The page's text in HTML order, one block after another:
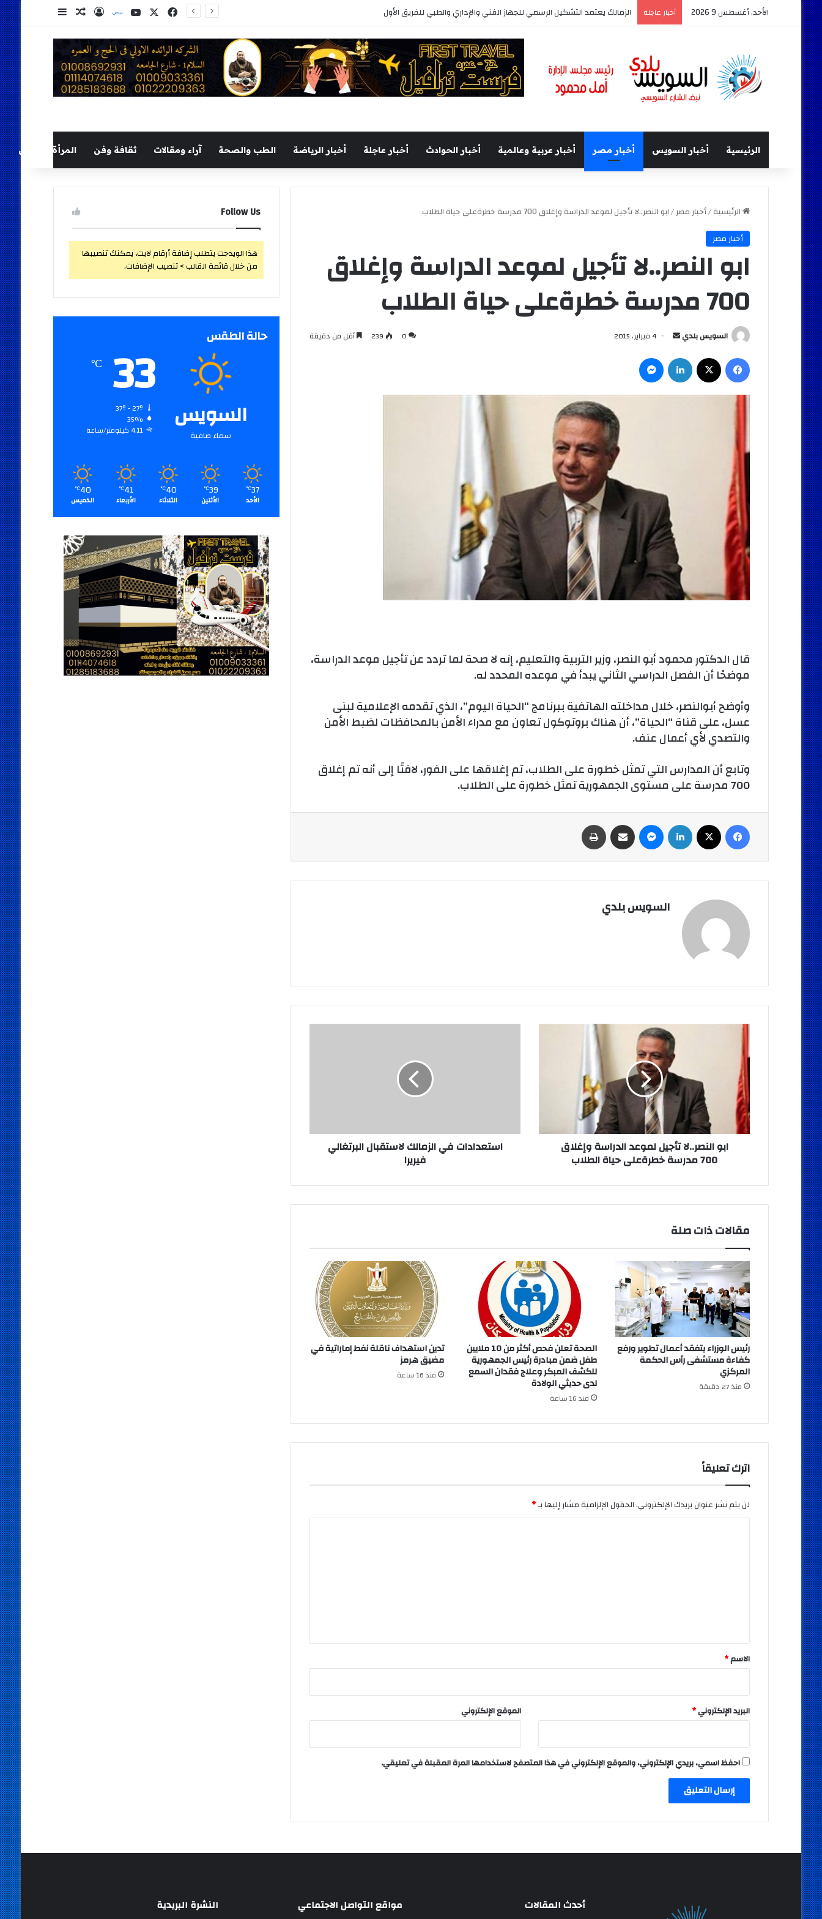
الأحد, أغسطس 9 2026 أخبار عاجلة مركز شباب عرب المعمل يخوض وديتين استعدادًا للموسم الجديد فيسبوك
‫X
‫YouTube
نلضتسجيل الدخول
مقال عشوائي
إضافة عمود
الرئيسية أخبار السويس أخبار مصر أخبار عربية وعالمية أخبار الحوادث أخبار عاجلة أخبار الرياضة الطب والصحة آراء ومقالات ثقافة وفن المرأة والطفل
الرئيسية/أخبار مصر/ابو النصر..لا تأجيل لموعد الدراسة وإغلاق 700 مدرسة خطرةعلى حياة الطلاب
أخبار مصر
ابو النصر..لا تأجيل لموعد الدراسة وإغلاق
700 مدرسة خطرةعلى حياة الطلاب
السويس بلدي
أرسل
إلكترونيا
4 فبراير، 2015 0
239 أقل من دقيقة
فيسبوك لينكدإن
قال الدكتور محمود أبو النصر، وزير التربية والتعليم، إنه لا صحة لما تردد عن تأجيل موعد الدراسة،
موضحًا أن الفصل الدراسي الثاني يبدأ في موعده المحدد له.
وأوضح أبوالنصر، خلال مداخلته الهاتفية ببرنامج “الحياة اليوم”، الذي تقدمه الإعلامية لبنى
عسل، على قناة “الحياة”، أن هناك بروتوكول تعاون مع مدراء الأمن بالمحافظات لضبط الأمن
والتصدي لأي أعمال عنف.
وتابع أن المدارس التي تمثل خطورة على الطلاب، تم إغلاقها على الفور، لافتًا إلى أنه تم إغلاق
700 مدرسة على مستوى الجمهورية تمثل خطورة على الطلاب.
فيسبوك لينكدإن ماسنجر مشاركة عبر البريد
السويس بلدي
ابو
النصر..لا
تأجيل
لموعد
الدراسة
وإغلاق
700
مدرسة
خطرةعلى
ابو النصر..لا تأجيل لموعد الدراسة وإغلاق
700 مدرسة خطرةعلى حياة الطلاب
استعدادات في الزمالك لاستقبال البرتغالي
فيريرا
مقالات ذات صلة
رئيس الوزراء يتفقد أعمال تطوير ورفع
كفاءة مستشفى رأس الحكمة
المركزي
منذ 27 دقيقة
الصحة تعلن فحص أكثر من 10 ملايين
طفل ضمن مبادرة رئيس الجمهورية
للكشف المبكر وعلاج فقدان السمع
لدى حديثي الولادة
منذ 16 ساعة
تدين استهداف ناقلة نفط إماراتية في
مضيق هرمز
منذ 16 ساعة
اترك تعليقاً
لن يتم نشر عنوان بريدك الإلكتروني.الحقول الإلزامية مشار إليها بـ*
*
الاسم*
البريد الإلكتروني* الموقع الإلكتروني
احفظ اسمي، بريدي الإلكتروني، والموقع الإلكتروني في هذا المتصفح لاستخدامها المرة المقبلة في تعليقي.
Follow Us
هذا الويدجت يتطلب إضافة أرقام لايت، يمكنك تنصيبها
من خلال قائمة القالب > تنصيب الإضافات.
حالة الطقس
السويس
سماء صافية
33
℃
35%
4.11 كيلومتر/ساعة
37
℃
الأحد
39
℃
الأثنين
40
℃
الثلاثاء
41
℃
الأربعاء
40
℃
الخميس
أحدث المقالات مواقع التواصل الاجتماعي النشرة البريدية